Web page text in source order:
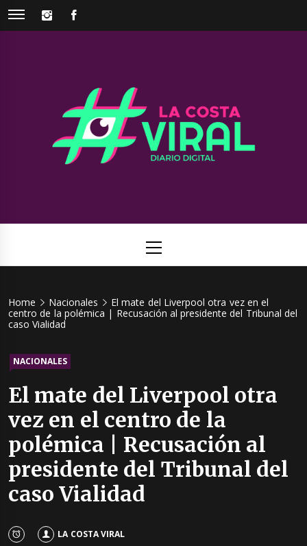
Skip
INSTAGRAM
Viral
Menu
Home Nacionales
El mate del Liverpool otra vez en el
centro de la polémica | Recusación al presidente del Tribunal del
caso Vialidad
NACIONALES
El mate del Liverpool otra
vez en el centro de la
polémica | Recusación al
presidente del Tribunal del
caso Vialidad
LA COSTA VIRAL